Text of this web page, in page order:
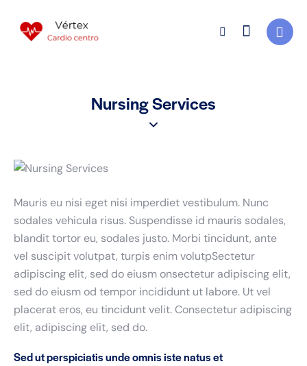
Nursing Services
Mauris eu nisi eget nisi imperdiet vestibulum. Nunc
sodales vehicula risus. Suspendisse id mauris sodales,
blandit tortor eu, sodales justo. Morbi tincidunt, ante
vel suscipit volutpat, turpis enim volutpSectetur
adipiscing elit, sed do eiusm onsectetur adipiscing elit,
sed do eiusm od tempor incididunt ut labore. Ut vel
placerat eros, eu tincidunt velit. Consectetur adipiscing
elit, adipiscing elit, sed do.
Sed ut perspiciatis unde omnis iste natus et